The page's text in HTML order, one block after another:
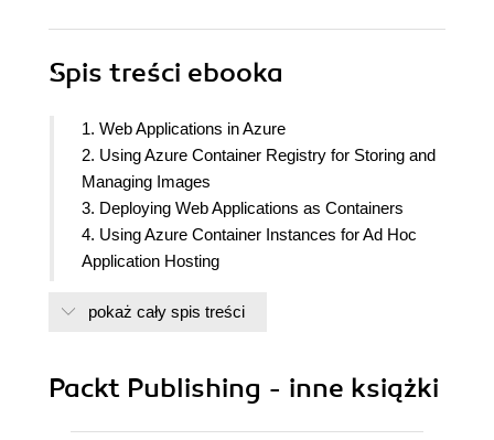
Spis treści ebooka
1. Web Applications in Azure
2. Using Azure Container Registry for Storing and
Managing Images
3. Deploying Web Applications as Containers
4. Using Azure Container Instances for Ad Hoc
Application Hosting
Search
8. Durable Functions
pokaż cały spis treści
Packt Publishing - inne książki